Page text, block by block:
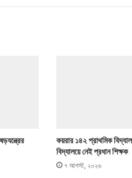
কয়রার ১৪২ প্রাথমিক
বিদ্যালয়ে নেই প্রধান শিক্ষক
৭ আগস্ট, ২০২৬